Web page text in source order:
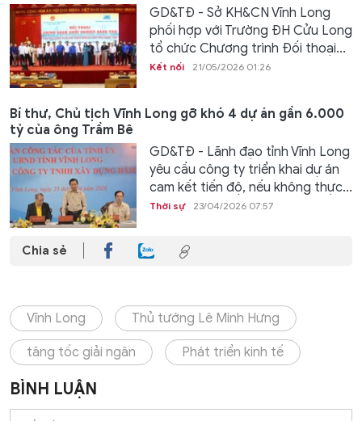
GD&TĐ - Sở KH&CN Vĩnh Long
phối hợp với Trường ĐH Cửu Long
tổ chức Chương trình Đối thoại...
Kết nối 21/05/2026 01:26
Bí thư, Chủ tịch Vĩnh Long gỡ khó 4 dự án gần 6.000
tỷ của ông Trầm Bê
GD&TĐ - Lãnh đạo tỉnh Vĩnh Long
yêu cầu công ty triển khai dự án
cam kết tiến độ, nếu không thực...
Thời sự 23/04/2026 07:57
Chia sẻ
Vĩnh Long Thủ tướng Lê Minh Hưng
tăng tốc giải ngân Phát triển kinh tế
BÌNH LUẬN